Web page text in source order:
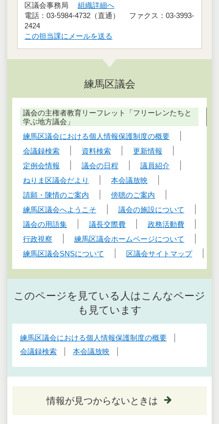
区議会事務局 組織詳細へ
電話：03-5984-4732（直通） ファクス：03-3993-
2424
この担当課にメールを送る
練馬区議会
議会の主権者教育リーフレット「フリーレンたちと
学ぶ地方議会」
練馬区議会における個人情報保護制度の概要
会議録検索
資料検索
更新情報
定例会情報
議会の日程
議員紹介
ねりま区議会だより
本会議放映
請願・陳情のご案内
傍聴のご案内
練馬区議会へようこそ
議会の施設について
議会の用語集
議長交際費
政務活動費
行政視察
練馬区議会ホームページについて
練馬区議会SNSについて
区議会サイトマップ
このページを見ている人はこんなページ
も見ています
練馬区議会における個人情報保護制度の概要
会議録検索
本会議放映
情報が見つからないときは